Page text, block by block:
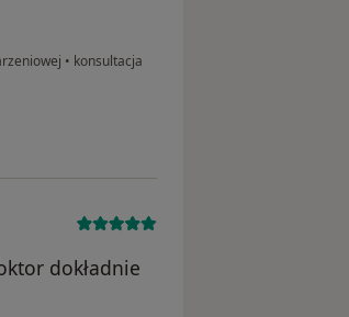
• konsultacja
dokładnie